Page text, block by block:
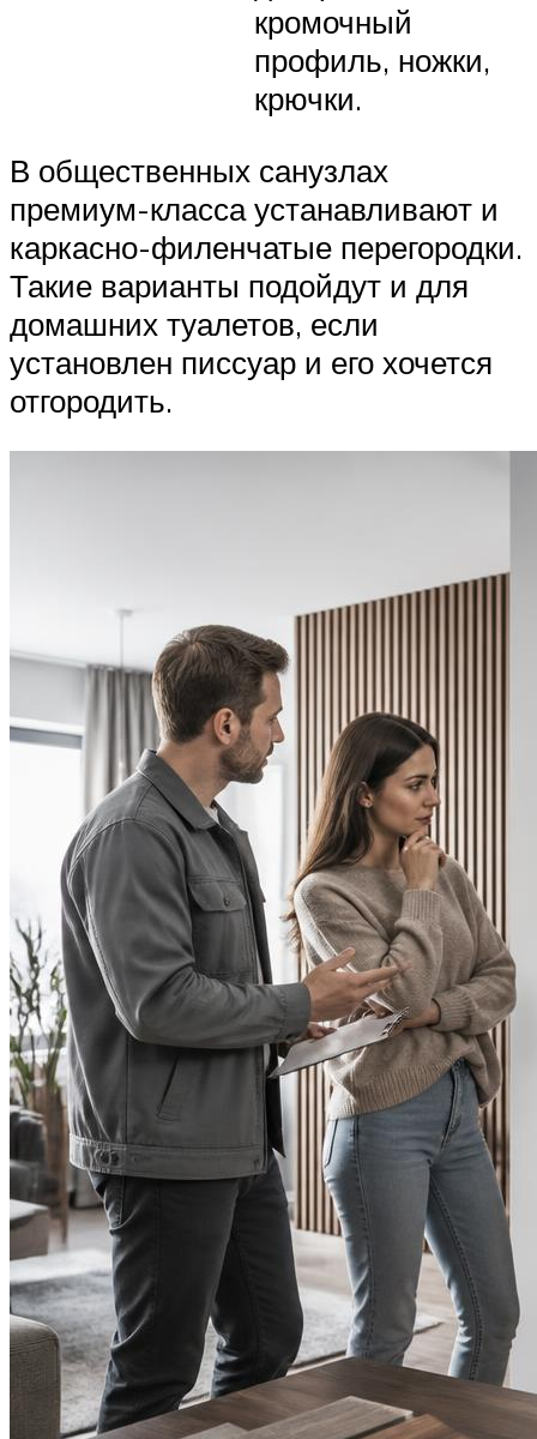
кромочный
профиль, ножки,
крючки.
В общественных санузлах
премиум-класса устанавливают и
каркасно-филенчатые перегородки.
Такие варианты подойдут и для
домашних туалетов, если
установлен писсуар и его хочется
отгородить.